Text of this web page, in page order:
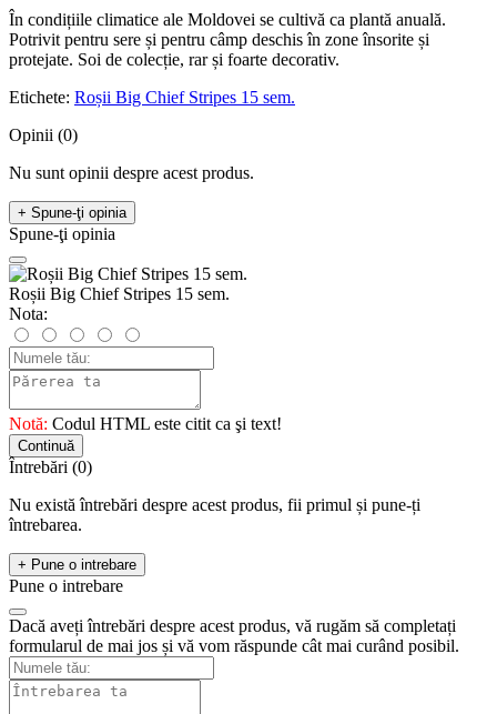
În condițiile climatice ale Moldovei se cultivă ca plantă anuală.
Potrivit pentru sere și pentru câmp deschis în zone însorite și
protejate. Soi de colecție, rar și foarte decorativ.
Etichete: Roșii Big Chief Stripes 15 sem.
Opinii (0)
Nu sunt opinii despre acest produs.
+ Spune-ţi opinia
Spune-ţi opinia
Roșii Big Chief Stripes 15 sem.
Nota:
Notă: Codul HTML este citit ca şi text!
Continuă
Întrebări (0)
Nu există întrebări despre acest produs, fii primul și pune-ți
întrebarea.
+ Pune o intrebare
Pune o intrebare
Dacă aveți întrebări despre acest produs, vă rugăm să completați
formularul de mai jos și vă vom răspunde cât mai curând posibil.